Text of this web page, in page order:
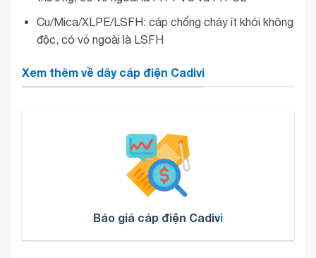
Cu/Mica/XLPE/LSFH: cáp chống cháy ít khói không
độc, có vỏ ngoài là LSFH
Xem thêm về dây cáp điện Cadivi
Báo giá cáp điện Cadivi